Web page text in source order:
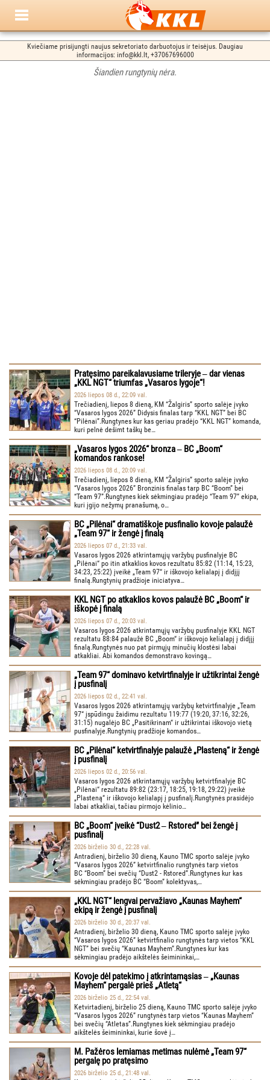
Kviečiame prisijungti naujus sekretoriato darbuotojus ir teisėjus. Daugiau
informacijos: info@kkl.lt, +37067696000
Šiandien rungtynių nėra.
Pratęsimo pareikalavusiame trileryje ‒ dar vienas
„KKL NGT“ triumfas „Vasaros lygoje“!
2026 liepos 08 d., 22:09 val.
Trečiadienį, liepos 8 dieną, KM “Žalgiris” sporto salėje įvyko
“Vasaros lygos 2026” Didysis finalas tarp “KKL NGT” bei BC
“Pilėnai”.Rungtynes kur kas geriau pradėjo “KKL NGT” komanda,
kuri pelnė dešimt taškų be…
„Vasaros lygos 2026“ bronza ‒ BC „Boom“
komandos rankose!
2026 liepos 08 d., 20:09 val.
Trečiadienį, liepos 8 dieną, KM “Žalgiris” sporto salėje įvyko
“Vasaros lygos 2026” Bronzinis finalas tarp BC “Boom” bei
“Team 97”.Rungtynes kiek sėkmingiau pradėjo “Team 97” ekipa,
kuri įgijo nežymų pranašumą, o…
BC „Pilėnai“ dramatiškoje pusfinalio kovoje palaužė
„Team 97“ ir žengė į finalą
2026 liepos 07 d., 21:33 val.
Vasaros lygos 2026 atkrintamųjų varžybų pusfinalyje BC
„Pilėnai“ po itin atkaklios kovos rezultatu 85:82 (11:14, 15:23,
34:23, 25:22) įveikė „Team 97“ ir iškovojo kelialapį į didįjį
finalą.Rungtynių pradžioje iniciatyva…
KKL NGT po atkaklios kovos palaužė BC „Boom“ ir
iškopė į finalą
2026 liepos 07 d., 20:03 val.
Vasaros lygos 2026 atkrintamųjų varžybų pusfinalyje KKL NGT
rezultatu 88:84 palaužė BC „Boom“ ir iškovojo kelialapį į didįjį
finalą.Rungtynės nuo pat pirmųjų minučių klostėsi labai
atkakliai. Abi komandos demonstravo kovingą…
„Team 97“ dominavo ketvirtfinalyje ir užtikrintai žengė
į pusfinalį
2026 liepos 02 d., 22:41 val.
Vasaros lygos 2026 atkrintamųjų varžybų ketvirtfinalyje „Team
97“ įspūdingu žaidimu rezultatu 119:77 (19:20, 37:16, 32:26,
31:15) nugalėjo BC „Pasitikrinam“ ir užtikrintai iškovojo vietą
pusfinalyje.Rungtynių pradžioje komandos…
BC „Pilėnai“ ketvirtfinalyje palaužė „Plasteną“ ir žengė
į pusfinalį
2026 liepos 02 d., 20:56 val.
Vasaros lygos 2026 atkrintamųjų varžybų ketvirtfinalyje BC
„Pilėnai“ rezultatu 89:82 (23:17, 18:25, 19:18, 29:22) įveikė
„Plasteną“ ir iškovojo kelialapį į pusfinalį.Rungtynės prasidėjo
labai atkakliai, tačiau pirmojo kėlinio…
BC „Boom“ įveikė “Dust2 ‒ Rstored” bei žengė į
pusfinalį
2026 birželio 30 d., 22:28 val.
Antradienį, birželio 30 dieną, Kauno TMC sporto salėje įvyko
“Vasaros lygos 2026” ketvirtfinalio rungtynės tarp vietos
BC “Boom” bei svečių “Dust2 - Rstored”.Rungtynes kur kas
sėkmingiau pradėjo BC “Boom” kolektyvas,…
„KKL NGT“ lengvai pervažiavo „Kaunas Mayhem“
ekipą ir žengė į pusfinalį
2026 birželio 30 d., 20:37 val.
Antradienį, birželio 30 dieną, Kauno TMC sporto salėje įvyko
“Vasaros lygos 2026” ketvirtfinalio rungtynės tarp vietos “KKL
NGT” bei svečių “Kaunas Mayhem”.Rungtynes kur kas
sėkmingiau pradėjo aikštelės šeimininkai,…
Kovoje dėl patekimo į atkrintamąsias ‒ „Kaunas
Mayhem“ pergalė prieš „Atletą“
2026 birželio 25 d., 22:54 val.
Ketvirtadienį, birželio 25 dieną, Kauno TMC sporto salėje įvyko
“Vasaros lygos 2026” rungtynės tarp vietos “Kaunas Mayhem”
bei svečių “Atletas”.Rungtynes kiek sėkmingiau pradėjo
aikštelės šeimininkai, kurie šovė į…
M. Pažėros lemiamas metimas nulėmė „Team 97“
pergalę po pratęsimo
2026 birželio 25 d., 21:48 val.